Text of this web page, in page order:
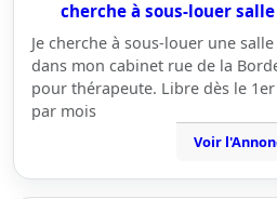
cherche à sous-louer
Je cherche à sous-louer une
dans mon cabinet rue de la
pour thérapeute. Libre dès le
par mois
Voir